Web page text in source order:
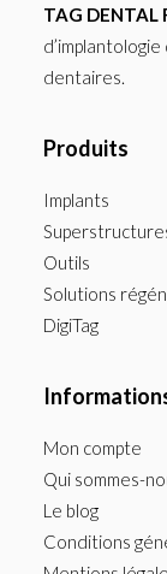
TAG DENTAL
dentaires.
Produits
Implants
Outils
Solutions
DigiTag
Mon compte
Qui sommes-
Le blog
Conditions